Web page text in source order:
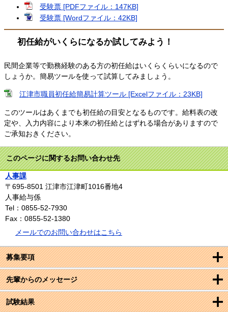
募集要項
先輩からのメッセージ
試験結果
受験票 [PDFファイル：147KB]
受験票 [Wordファイル：42KB]
初任給がいくらになるか試してみよう！
民間企業等で勤務経験のある方の初任給はいくらくらいになるので
しょうか。簡易ツールを使って試算してみましょう。
江津市職員初任給簡易計算ツール [Excelファイル：23KB]
このツールはあくまでも初任給の目安となるものです。給料表の改
定や、入力内容により本来の初任給とはずれる場合がありますので
ご承知おきください。
このページに関するお問い合わせ先
人事課
〒695-8501 江津市江津町1016番地4
人事給与係
Tel：0855-52-7930
Fax：0855-52-1380
メールでのお問い合わせはこちら